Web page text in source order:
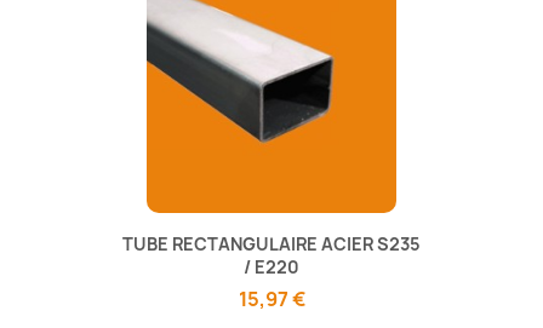
TUBE RECTANGULAIRE ACIER S235
/ E220
15,97 €